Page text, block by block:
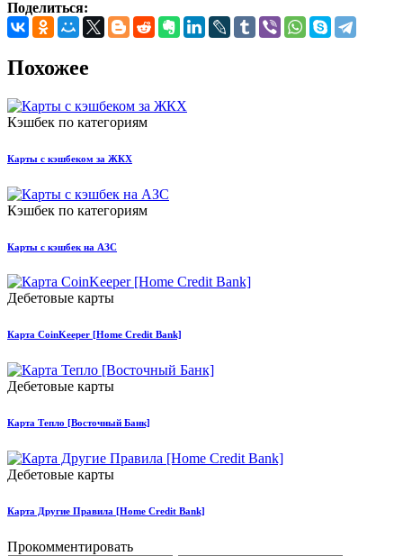
Поделиться:
Похожее
Кэшбек по категориям
Карты с кэшбеком за ЖКХ
Кэшбек по категориям
Карты с кэшбек на АЗС
Дебетовые карты
Карта CoinKeeper [Home Credit Bank]
Дебетовые карты
Карта Тепло [Восточный Банк]
Дебетовые карты
Карта Другие Правила [Home Credit Bank]
Прокомментировать